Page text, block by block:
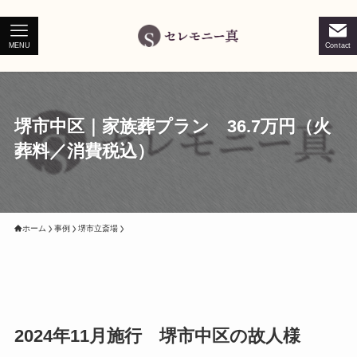
Contact
MENU
堺市中区｜家族葬プラン 36.7万円（火
葬料／消費税込）
ホーム 事例 堺市立斎場
2024年11月施行 堺市中区の故人様